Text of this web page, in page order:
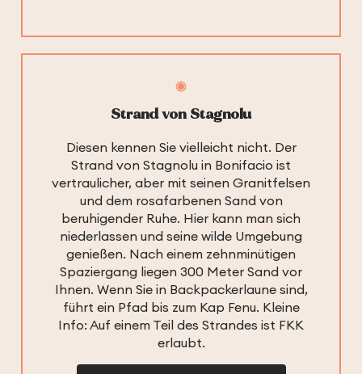
Strand von Stagnolu
Diesen kennen Sie vielleicht nicht. Der
Strand von Stagnolu in Bonifacio ist
vertraulicher, aber mit seinen Granitfelsen
und dem rosafarbenen Sand von
beruhigender Ruhe. Hier kann man sich
niederlassen und seine wilde Umgebung
genießen. Nach einem zehnminütigen
Spaziergang liegen 300 Meter Sand vor
Ihnen. Wenn Sie in Backpackerlaune sind,
führt ein Pfad bis zum Kap Fenu. Kleine
Info: Auf einem Teil des Strandes ist FKK
erlaubt.